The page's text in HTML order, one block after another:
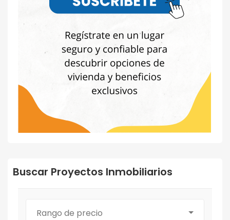
Buscar Proyectos Inmobiliarios
Rango de precio